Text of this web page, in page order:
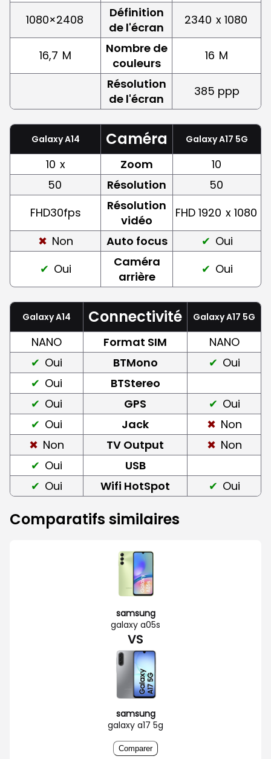
1080×2408
Définition
de l'écran
2340 x 1080
16,7 M
Nombre de
couleurs
16 M
Résolution
de l'écran
385 ppp
Galaxy A14 Caméra Galaxy A17 5G
10 x Zoom
10
50
Résolution
50
FHD30fps
Résolution
vidéo
FHD 1920 x 1080
Non
Auto focus
Oui
Oui
Caméra
arrière
Oui
Galaxy A14 Connectivité Galaxy A17 5G
NANO Format SIM
NANO
Oui
BTMono
Oui
Oui
BTStereo
Oui
GPS
Oui
Oui
Jack
Non
Non
TV Output
Non
Oui
USB
Oui
Wifi HotSpot Oui
Comparatifs similaires
samsung
galaxy a05s
VS
samsung
galaxy a17 5g
Comparer